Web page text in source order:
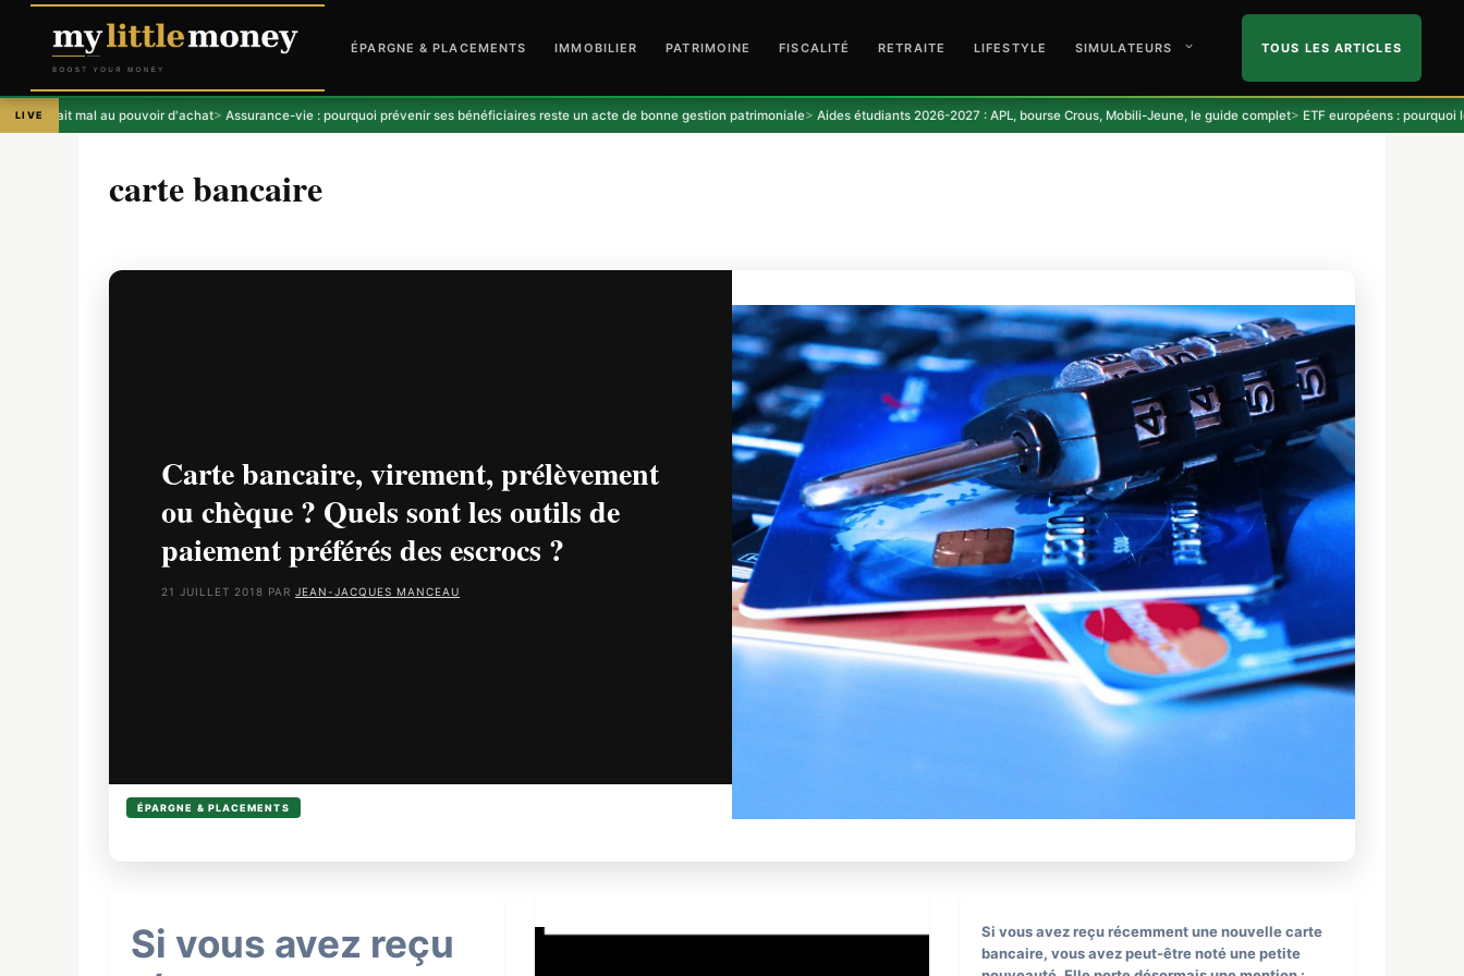
Aller
contenu
ÉPARGNE & PLACEMENTS IMMOBILIER PATRIMOINE FISCALITÉ RETRAITE LIFESTYLE SIMULATEURS TOUS LES ARTICLES
LIVE
fait mal au pouvoir d'achat Assurance-vie : pourquoi prévenir ses bénéficiaires reste un acte de bonne gestion patrimoniale Aides étudiants 2026-2027 : APL, bourse Crous, Mobili-Jeune, le guide complet ETF européens : pourquoi le
carte bancaire
Carte bancaire, virement, prélèvement
ou chèque ? Quels sont les outils de
paiement préférés des escrocs ?
21 JUILLET 2018 PAR JEAN-JACQUES MANCEAU
CATÉGORIES
ÉPARGNE & PLACEMENTS
Si vous avez reçu
ÉPARGNE & PLACEMENTS
, ÉPARGNE & PLACEMENTS
Si vous avez reçu récemment une nouvelle carte
bancaire, vous avez peut-être noté une petite
ÉPARGNE & PLACEMENTS